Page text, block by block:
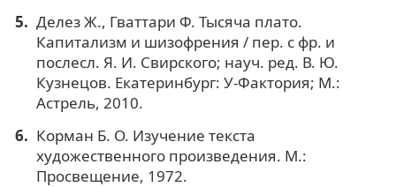
Делез Ж., Гваттари Ф. Тысяча плато.
Капитализм и шизофрения / пер. с фр. и
послесл. Я. И. Свирского; науч. ред. В. Ю.
Кузнецов. Екатеринбург: У-Фактория; М.:
Астрель, 2010.
Корман Б. О. Изучение текста
художественного произведения. М.:
Просвещение, 1972.